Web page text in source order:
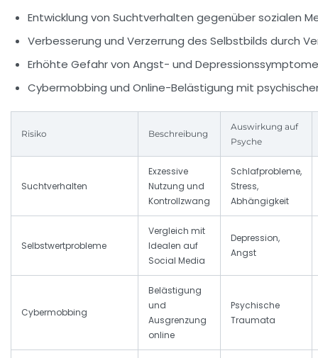
Entwicklung von Suchtverhalten gegenüber sozialen
Verbesserung und Verzerrung des Selbstbilds durch
Erhöhte Gefahr von Angst- und
Cybermobbing und Online-Belästigung mit
Risiko Beschreibung
Auswirkung auf
Psyche
Suchtverhalten
Exzessive
Nutzung und
Kontrollzwang
Schlafprobleme,
Stress,
Abhängigkeit
Selbstwertprobleme
Vergleich mit
Idealen auf
Social Media
Depression,
Angst
Cybermobbing
Belästigung
und
Ausgrenzung
online
Psychische
Traumata